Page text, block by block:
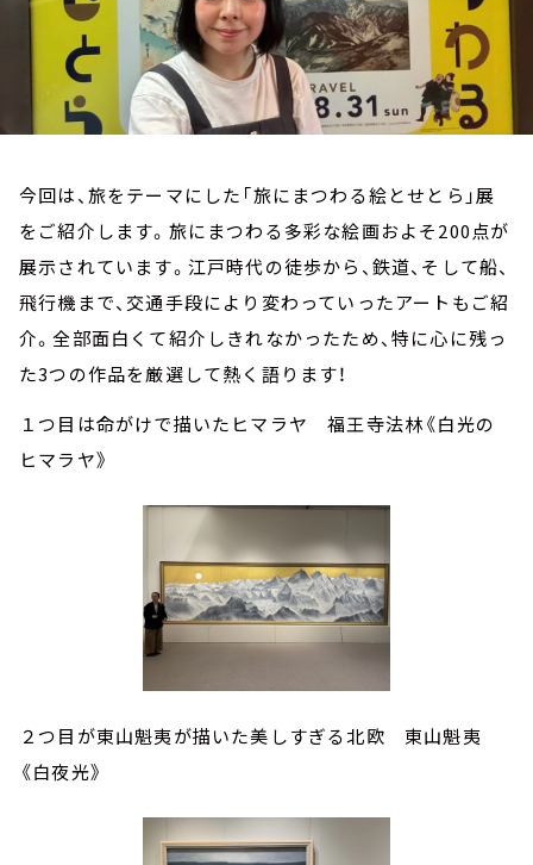
今回は、旅をテーマにした「旅にまつわる絵とせとら」展
をご紹介します。旅にまつわる多彩な絵画およそ200点が
展示されています。江戸時代の徒歩から、鉄道、そして船、
飛行機まで、交通手段により変わっていったアートもご紹
介。全部面白くて紹介しきれなかったため、特に心に残っ
た3つの作品を厳選して熱く語ります！
１つ目は命がけで描いたヒマラヤ 福王寺法林《白光の
ヒマラヤ》
２つ目が東山魁夷が描いた美しすぎる北欧 東山魁夷
《白夜光》